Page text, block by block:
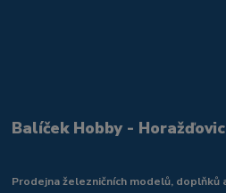
Balíček Hobby -
Prodejna železničních modelů, doplňků